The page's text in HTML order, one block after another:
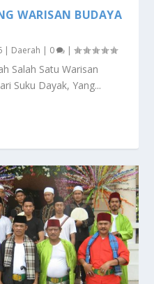
WARISAN BUDAYA
| Daerah | 0 |
Salah Satu Warisan
Suku Dayak, Yang...